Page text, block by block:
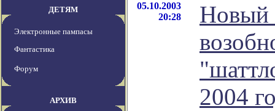
ДЕТЯМ
Электронные пампасы
Фантастика
Форум
АРХИВ
05.10.2003
20:28
Новый
2004